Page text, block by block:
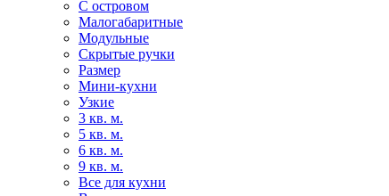
С островом
Малогабаритные
Модульные
Скрытые ручки
Размер
Мини-кухни
Узкие
3 кв. м.
5 кв. м.
6 кв. м.
9 кв. м.
Все для кухни